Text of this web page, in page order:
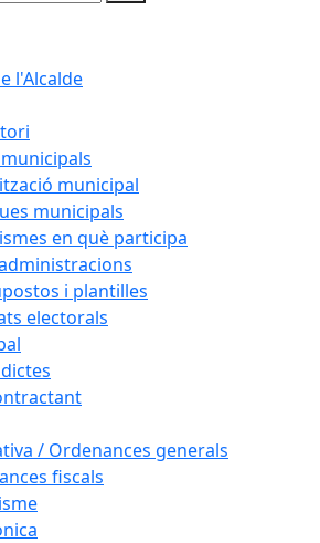
l'Alcalde
municipal
municipals
en què participa
i plantilles
electorals
/ Ordenances generals
fiscals